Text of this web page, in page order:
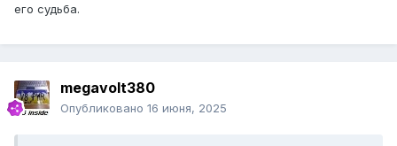
его судьба.
megavolt380
Опубликовано 16 июня, 2025